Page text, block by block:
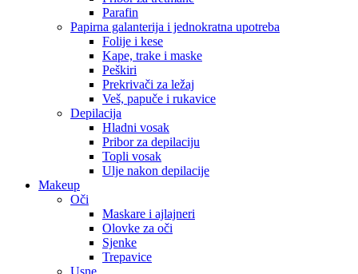
Parafin
Papirna galanterija i jednokratna upotreba
Folije i kese
Kape, trake i maske
Peškiri
Prekrivači za ležaj
Veš, papuče i rukavice
Depilacija
Hladni vosak
Pribor za depilaciju
Topli vosak
Ulje nakon depilacije
Makeup
Oči
Maskare i ajlajneri
Olovke za oči
Sjenke
Trepavice